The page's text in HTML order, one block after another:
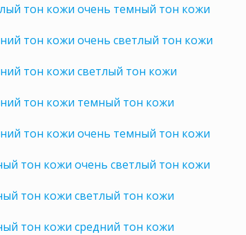
тон кожи очень темный тон кожи
тон кожи очень светлый тон кожи
тон кожи светлый тон кожи
тон кожи темный тон кожи
тон кожи очень темный тон кожи
тон кожи очень светлый тон кожи
тон кожи светлый тон кожи
тон кожи средний тон кожи